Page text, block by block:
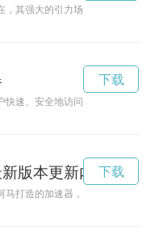
，其强大的引力场可以加速vp的
快速、安全地访问互联网的工具
下载
版本更新内容
马打造的加速器，能够让河马在
下载